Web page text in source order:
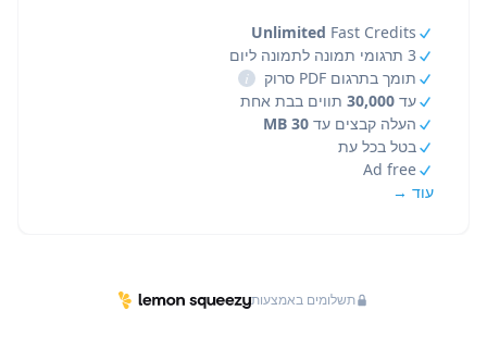
Unlimited Fast Credits
3 תרגומי תמונה לתמונה ליום
תומך בתרגום PDF סרוק
i
עד 30,000 תווים בבת אחת
העלה קבצים עד 30 MB
בטל בכל עת
Ad free
עוד →
תשלומים באמצעות